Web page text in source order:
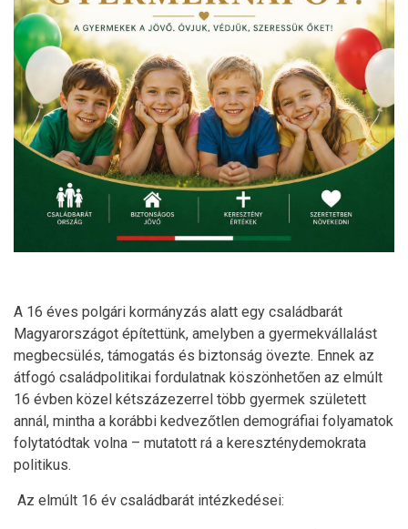
A 16 éves polgári kormányzás alatt egy családbarát
Magyarországot építettünk, amelyben a gyermekvállalást
megbecsülés, támogatás és biztonság övezte. Ennek az
átfogó családpolitikai fordulatnak köszönhetően az elmúlt
16 évben közel kétszázezerrel több gyermek született
annál, mintha a korábbi kedvezőtlen demográfiai folyamatok
folytatódtak volna – mutatott rá a kereszténydemokrata
politikus.
Az elmúlt 16 év családbarát intézkedései: